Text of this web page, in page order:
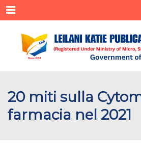
Menu
20 miti sulla
farmacia nel 2021